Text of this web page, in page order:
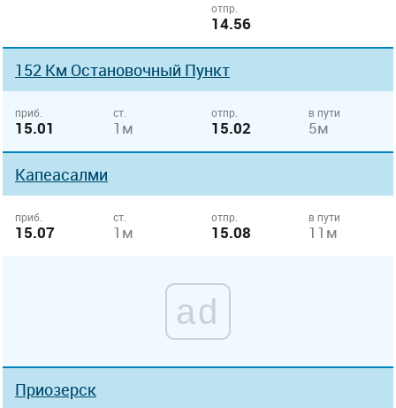
отпр.
14.56
152 Км Остановочный Пункт
приб.
15.01
ст.
1м
отпр.
15.02
в пути
5м
Капеасалми
приб.
15.07
ст.
1м
отпр.
15.08
в пути
11м
ad
Приозерск